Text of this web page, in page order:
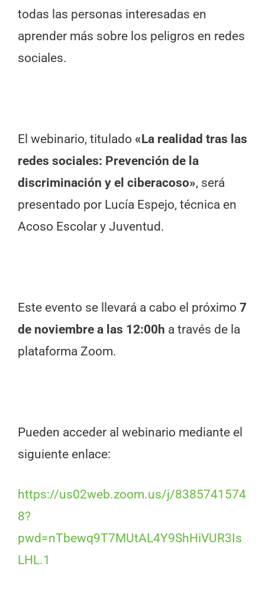
todas las personas interesadas en
aprender más sobre los peligros en redes
sociales.
El webinario, titulado «La realidad tras las
redes sociales: Prevención de la
discriminación y el ciberacoso», será
presentado por Lucía Espejo, técnica en
Acoso Escolar y Juventud.
Este evento se llevará a cabo el próximo 7
de noviembre a las 12:00h a través de la
plataforma Zoom.
Pueden acceder al webinario mediante el
siguiente enlace:
https://us02web.zoom.us/j/8385741574
8?
pwd=nTbewq9T7MUtAL4Y9ShHiVUR3Is
LHL.1